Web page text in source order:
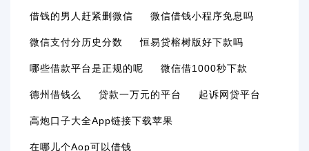
借钱的男人赶紧删微信 微信借钱小程序免息吗
微信支付分历史分数 恒易贷榕树版好下款吗
哪些借款平台是正规的呢 微信借1000秒下款
德州借钱么 贷款一万元的平台 起诉网贷平台
高炮口子大全app链接下载苹果
在哪儿个aop可以借钱